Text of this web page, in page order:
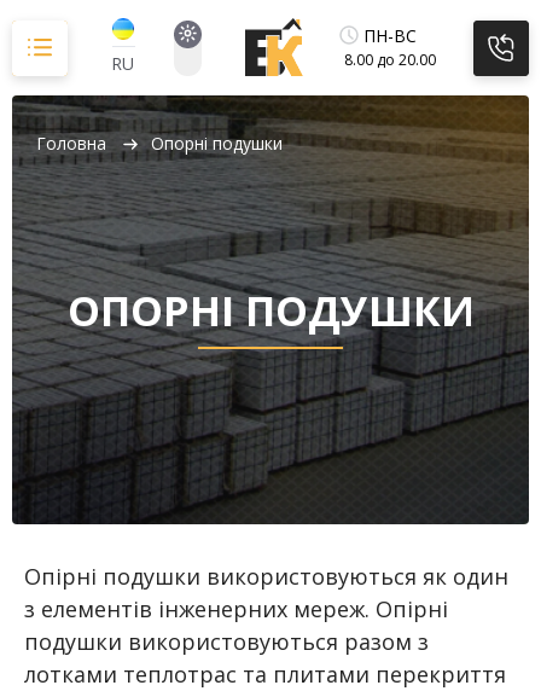
до
вмісту
RU
ПН-ВС
8.00 до 20.00
Головна Опорні подушки
ОПОРНІ ПОДУШКИ
Опірні подушки використовуються як один
з елементів інженерних мереж. Опірні
подушки використовуються разом з
лотками теплотрас та плитами перекриття